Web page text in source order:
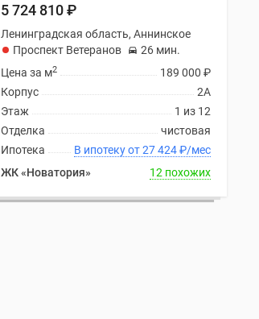
5 724 810₽
Ленинградская область, Аннинское
Проспект Ветеранов
26 мин.
189 000 ₽
Цена за м2
2А
Корпус
1 из 12
Этаж
чистовая
Отделка
В ипотеку от 27 424₽/мес
Ипотека
ЖК «Новатория»
12 похожих